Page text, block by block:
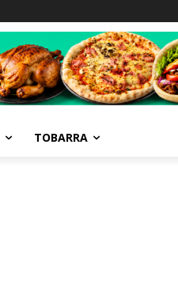
TOBARRA